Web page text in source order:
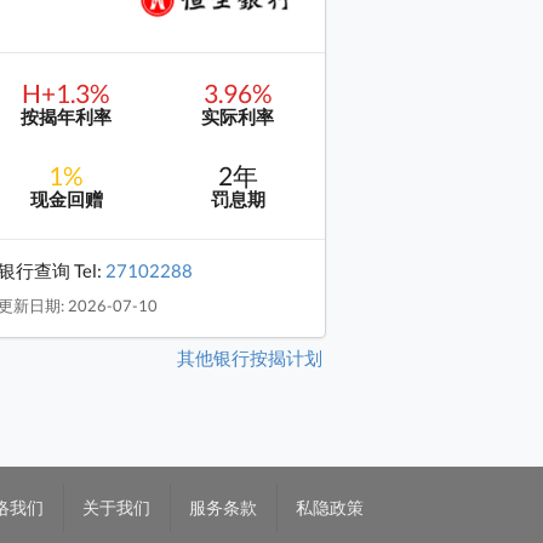
H+1.3%
按揭年利率
3.96%
实际利率
1%
现金回赠
2年
罚息期
行查询 Tel: 27102288
新日期: 2026-07-10
其他银行按揭计划
我们 关于我们 服务条款 私隐政策